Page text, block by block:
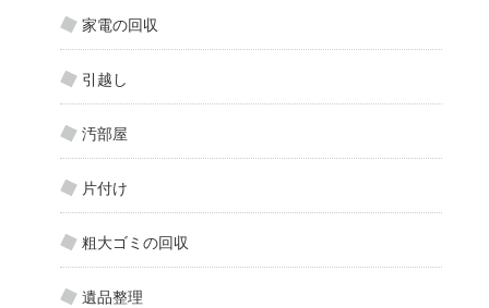
家電の回収
引越し
汚部屋
片付け
粗大ゴミの回収
遺品整理